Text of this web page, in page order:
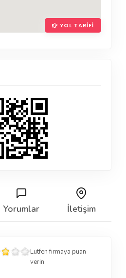
YOL TARIFI
Yorumlar İletişim
Lütfen firmaya puan
verin